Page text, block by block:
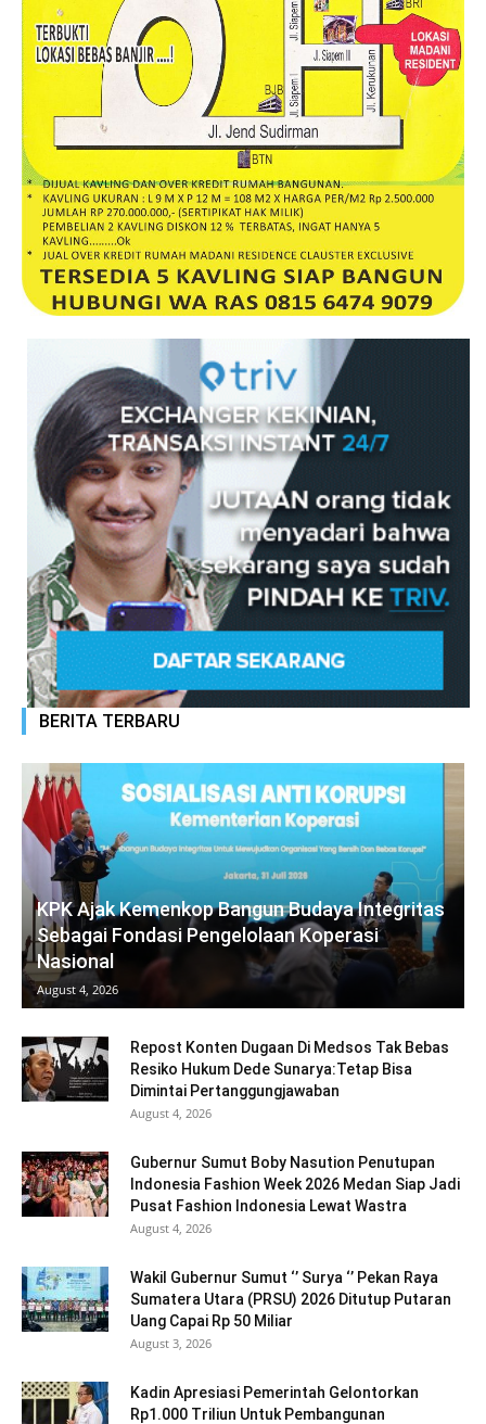
BERITA TERBARU
KPK Ajak Kemenkop Bangun Budaya Integritas
Sebagai Fondasi Pengelolaan Koperasi
Nasional
August 4, 2026
Repost Konten Dugaan Di Medsos Tak Bebas
Resiko Hukum Dede Sunarya:Tetap Bisa
Dimintai Pertanggungjawaban
August 4, 2026
Gubernur Sumut Boby Nasution Penutupan
Indonesia Fashion Week 2026 Medan Siap Jadi
Pusat Fashion Indonesia Lewat Wastra
August 4, 2026
Wakil Gubernur Sumut ‘’ Surya ‘’ Pekan Raya
Sumatera Utara (PRSU) 2026 Ditutup Putaran
Uang Capai Rp 50 Miliar
August 3, 2026
Kadin Apresiasi Pemerintah Gelontorkan
Rp1.000 Triliun Untuk Pembangunan